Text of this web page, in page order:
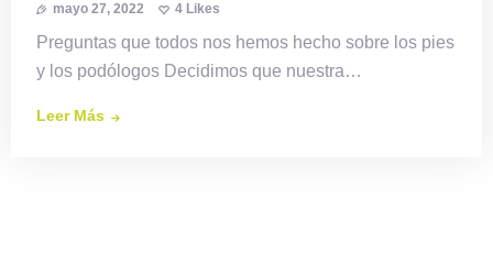
mayo 27, 2022 4 Likes
Preguntas que todos nos hemos hecho sobre los pies
y los podólogos Decidimos que nuestra…
Leer Más